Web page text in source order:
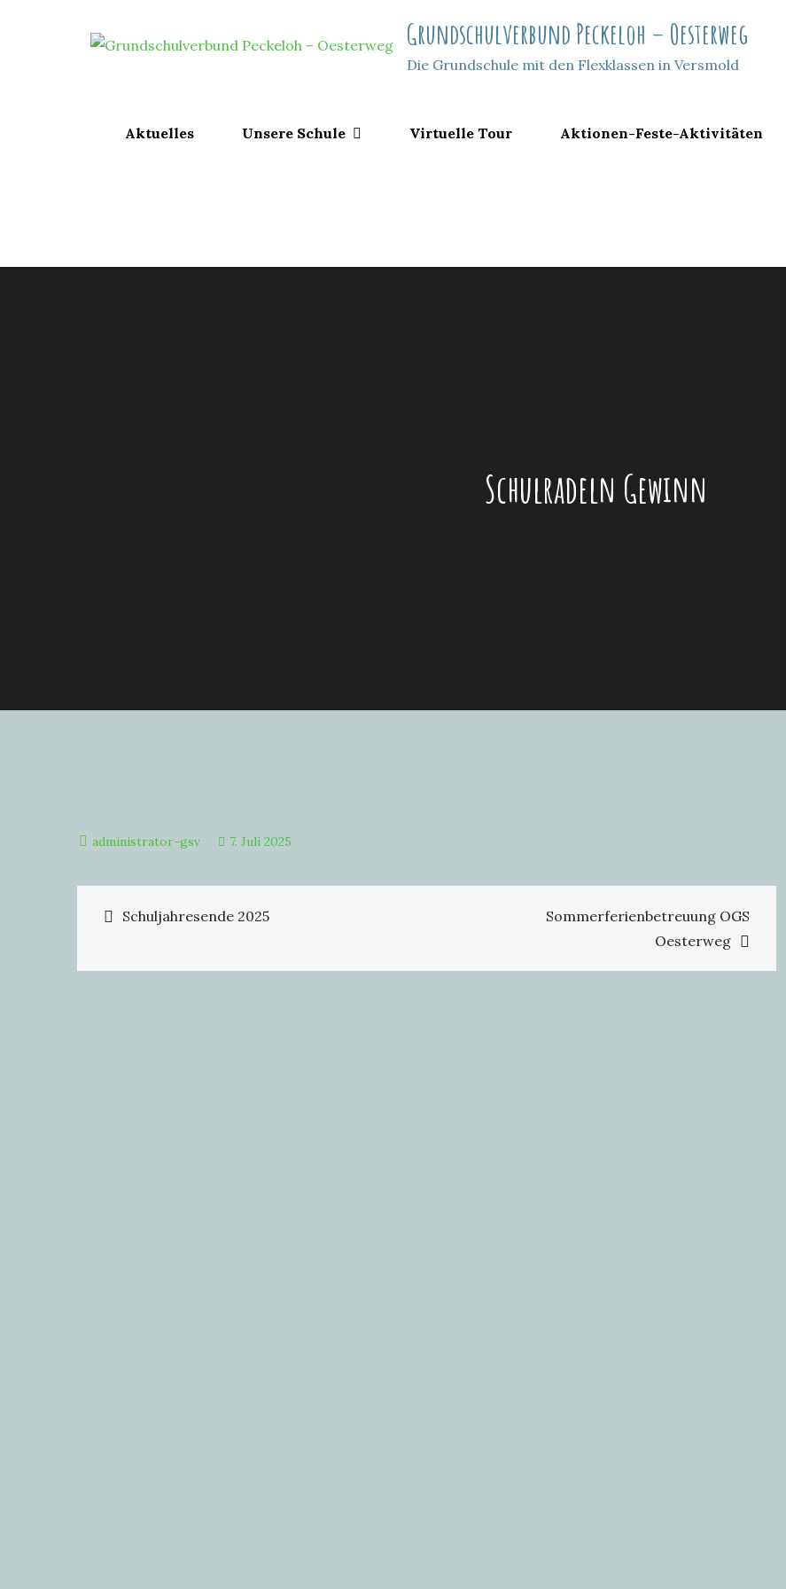
Grundschulverbund Peckeloh – Oesterweg
Die Grundschule mit den Flexklassen in Versmold
Aktuelles Unsere Schule Virtuelle Tour Aktionen-Feste-Aktivitäten
Schulradeln Gewinn
7. Juli 2025
Beitragsnavigation
Schuljahresende 2025
Sommerferienbetreuung OGS
Oesterweg